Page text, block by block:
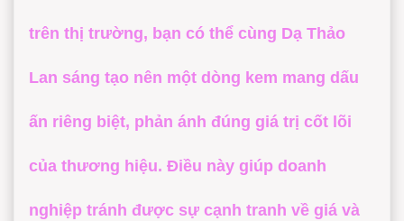
trên thị trường, bạn có thể cùng Dạ Thảo
Lan sáng tạo nên một dòng kem mang dấu
ấn riêng biệt, phản ánh đúng giá trị cốt lõi
của thương hiệu. Điều này giúp doanh
nghiệp tránh được sự cạnh tranh về giá và